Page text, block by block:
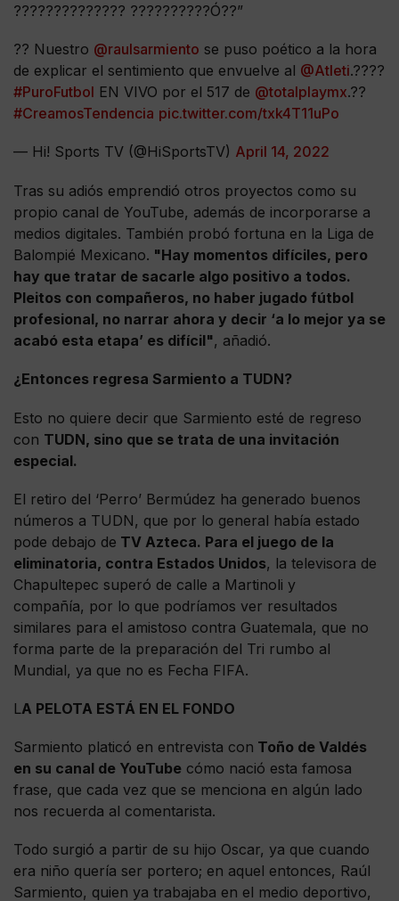
?????????????? ??????????Ó??”
?? Nuestro @raulsarmiento se puso poético a la hora
de explicar el sentimiento que envuelve al @Atleti.????
#PuroFutbol EN VIVO por el 517 de @totalplaymx.??
#CreamosTendencia pic.twitter.com/txk4T11uPo
— Hi! Sports TV (@HiSportsTV) April 14, 2022
Tras su adiós emprendió otros proyectos como su
propio canal de YouTube, además de incorporarse a
medios digitales. También probó fortuna en la Liga de
Balompié Mexicano. "Hay momentos difíciles, pero
hay que tratar de sacarle algo positivo a todos.
Pleitos con compañeros, no haber jugado fútbol
profesional, no narrar ahora y decir ‘a lo mejor ya se
acabó esta etapa’ es difícil", añadió.
¿Entonces regresa Sarmiento a TUDN?
Esto no quiere decir que Sarmiento esté de regreso
con TUDN, sino que se trata de una invitación
especial.
El retiro del ‘Perro’ Bermúdez ha generado buenos
números a TUDN, que por lo general había estado
pode debajo de TV Azteca. Para el juego de la
eliminatoria, contra Estados Unidos, la televisora de
Chapultepec superó de calle a Martinoli y
compañía, por lo que podríamos ver resultados
similares para el amistoso contra Guatemala, que no
forma parte de la preparación del Tri rumbo al
Mundial, ya que no es Fecha FIFA.
L A PELOTA ESTÁ EN EL FONDO
Sarmiento platicó en entrevista con Toño de Valdés
en su canal de YouTube cómo nació esta famosa
frase, que cada vez que se menciona en algún lado
nos recuerda al comentarista.
Todo surgió a partir de su hijo Oscar, ya que cuando
era niño quería ser portero; en aquel entonces, Raúl
Sarmiento, quien ya trabajaba en el medio deportivo,